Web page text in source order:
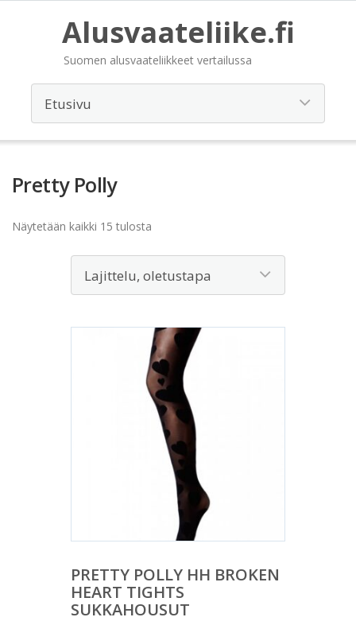
Alusvaateliike.fi
Suomen alusvaateliikkeet vertailussa
Pretty Polly
Näytetään kaikki 15 tulosta
PRETTY POLLY HH BROKEN
HEART TIGHTS
SUKKAHOUSUT